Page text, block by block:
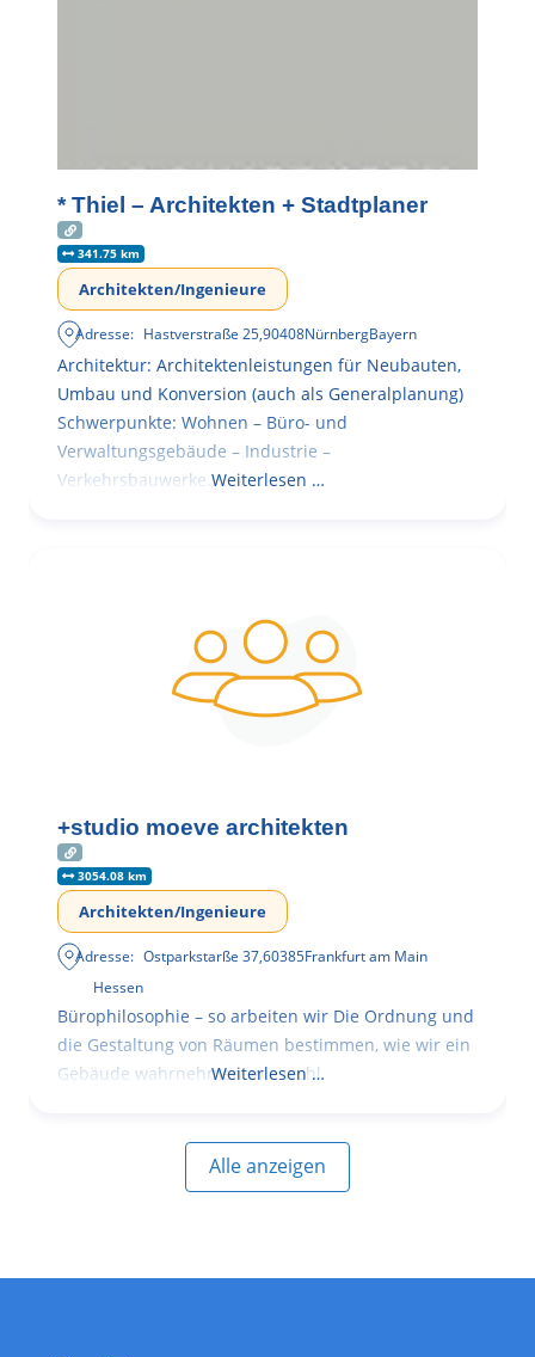
* Thiel – Architekten + Stadtplaner
341.75 km
Architekten/Ingenieure
Adresse: Hastverstraße 25,90408NürnbergBayern
Architektur: Architektenleistungen für Neubauten,
Umbau und Konversion (auch als Generalplanung)
Schwerpunkte: Wohnen – Büro- und
Verwaltungsgebäude – Industrie –
Verkehrsbauwerke. Weiterlesen …
+studio moeve architekten
3054.08 km
Architekten/Ingenieure
Adresse: Ostparkstarße 37,60385Frankfurt am Main
Hessen
Bürophilosophie – so arbeiten wir Die Ordnung und
die Gestaltung von Räumen bestimmen, wie wir ein
Gebäude wahrnehmen, wie wohl
Weiterlesen …
Alle anzeigen